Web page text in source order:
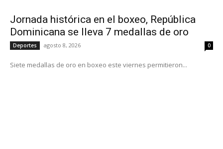
Jornada histórica en el boxeo, República
Dominicana se lleva 7 medallas de oro
Deportes agosto 8, 2026 0
Siete medallas de oro en boxeo este viernes permitieron...